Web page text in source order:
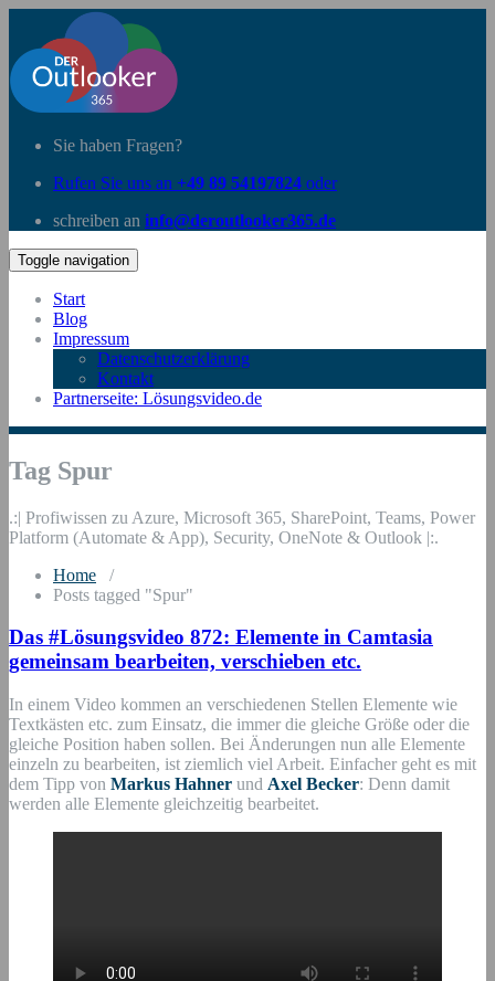
Sie haben Fragen?
Rufen Sie uns an +49 89 54197824 oder
schreiben an info@deroutlooker365.de
Toggle navigation
Start
Blog
Impressum
Datenschutzerklärung
Kontakt
Partnerseite: Lösungsvideo.de
Tag Spur
.:| Profiwissen zu Azure, Microsoft 365, SharePoint, Teams, Power
Platform (Automate & App), Security, OneNote & Outlook |:.
Home /
Posts tagged "Spur"
Das #Lösungsvideo 872: Elemente in Camtasia
gemeinsam bearbeiten, verschieben etc.
In einem Video kommen an verschiedenen Stellen Elemente wie
Textkästen etc. zum Einsatz, die immer die gleiche Größe oder die
gleiche Position haben sollen. Bei Änderungen nun alle Elemente
einzeln zu bearbeiten, ist ziemlich viel Arbeit. Einfacher geht es mit
dem Tipp von Markus Hahner und Axel Becker: Denn damit
werden alle Elemente gleichzeitig bearbeitet.